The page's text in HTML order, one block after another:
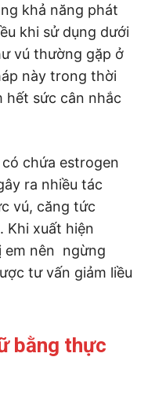
khả năng phát
khi sử dụng dưới
vú thường gặp ở
này trong thời
hết sức cân nhắc
chứa estrogen
ra nhiều tác
vú, căng tức
Khi xuất hiện
em nên ngừng
tư vấn giảm liều
bằng thực